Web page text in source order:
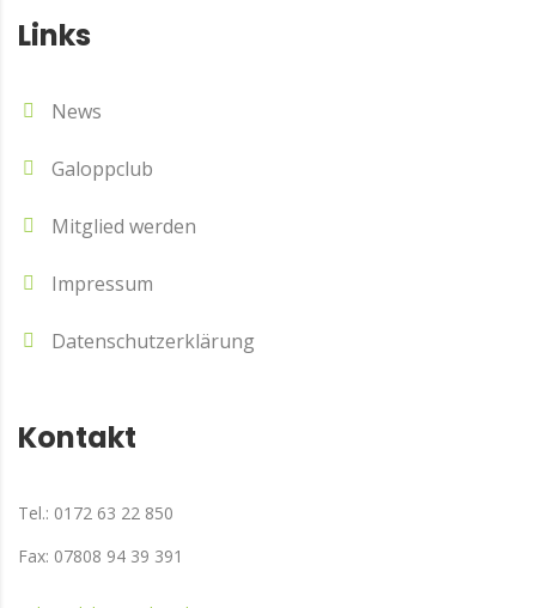
Links
News
Galoppclub
Mitglied werden
Impressum
Datenschutzerklärung
Kontakt
Tel.: 0172 63 22 850
Fax: 07808 94 39 391